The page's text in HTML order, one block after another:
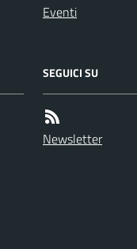
Eventi
SEGUICI SU
Newsletter